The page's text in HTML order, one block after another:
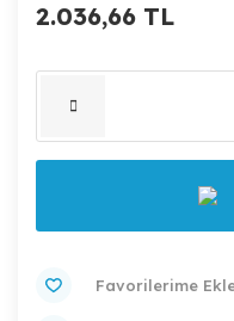
2.036,66 TL